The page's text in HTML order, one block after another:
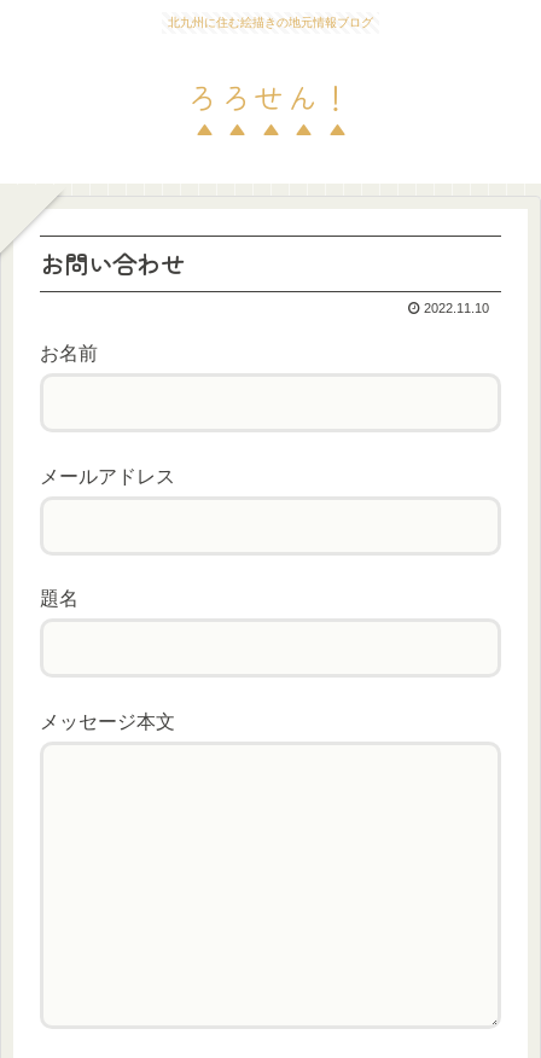
北九州に住む絵描きの地元情報ブログ
ろろせん！
お問い合わせ
2022.11.10
お名前
メールアドレス
題名
メッセージ本文